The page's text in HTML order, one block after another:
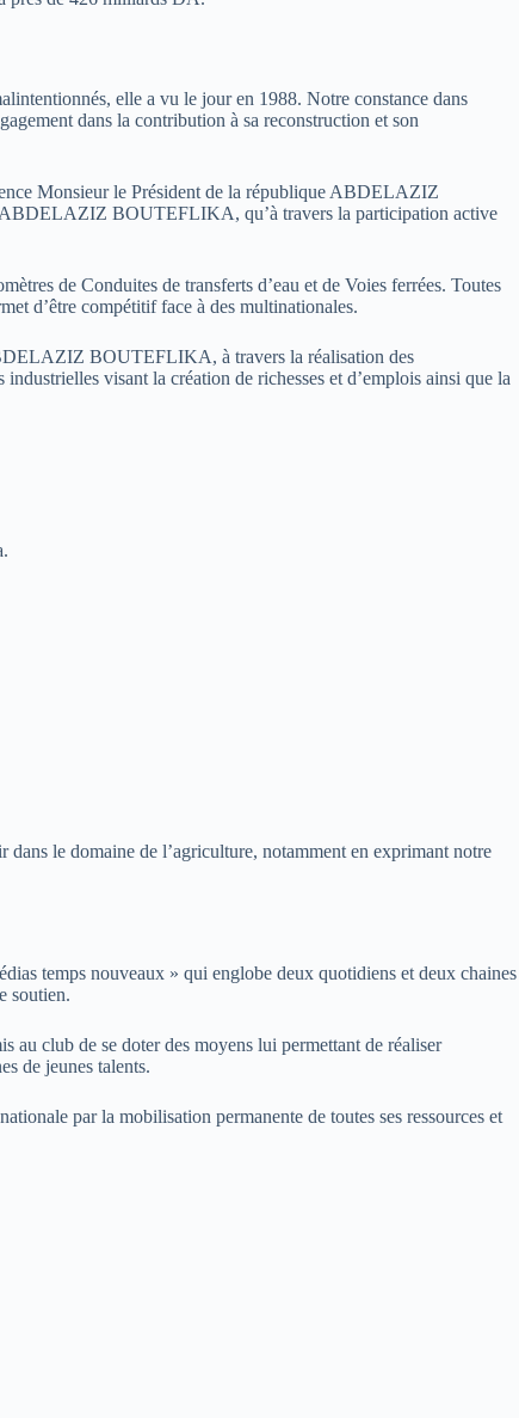
elle a vu le jour en 1988. Notre constance dans
dans la contribution à sa reconstruction et son
Monsieur le Président de la république ABDELAZIZ
ABDELAZIZ BOUTEFLIKA, qu’à travers la participation active
de Conduites de transferts d’eau et de Voies ferrées. Toutes
d’être compétitif face à des multinationales.
BOUTEFLIKA, à travers la réalisation des
visant la création de richesses et d’emplois ainsi que la
le domaine de l’agriculture, notamment en exprimant notre
temps nouveaux » qui englobe deux quotidiens et deux chaines
soutien.
club de se doter des moyens lui permettant de réaliser
de jeunes talents.
par la mobilisation permanente de toutes ses ressources et